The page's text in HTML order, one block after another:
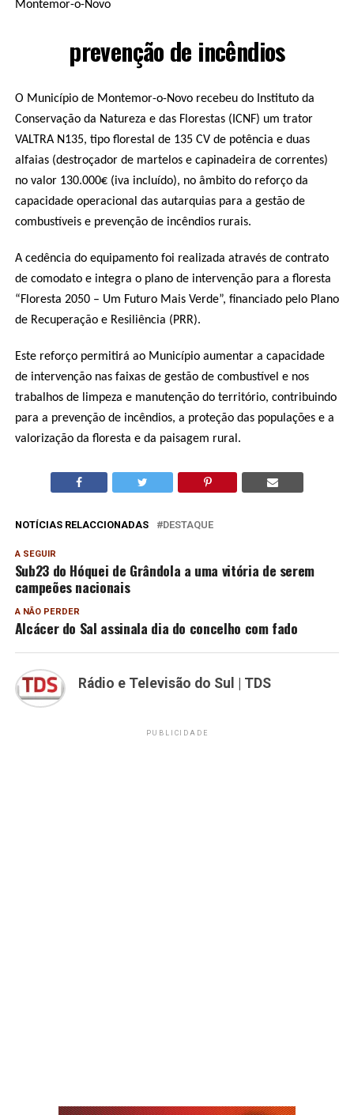
Montemor-o-Novo
prevenção de incêndios
O Município de Montemor-o-Novo recebeu do Instituto da
Conservação da Natureza e das Florestas (ICNF) um trator
VALTRA N135, tipo florestal de 135 CV de potência e duas
alfaias (destroçador de martelos e capinadeira de correntes)
no valor 130.000€ (iva incluído), no âmbito do reforço da
capacidade operacional das autarquias para a gestão de
combustíveis e prevenção de incêndios rurais.
A cedência do equipamento foi realizada através de contrato
de comodato e integra o plano de intervenção para a floresta
“Floresta 2050 – Um Futuro Mais Verde”, financiado pelo Plano
de Recuperação e Resiliência (PRR).
Este reforço permitirá ao Município aumentar a capacidade
de intervenção nas faixas de gestão de combustível e nos
trabalhos de limpeza e manutenção do território, contribuindo
para a prevenção de incêndios, a proteção das populações e a
valorização da floresta e da paisagem rural.
NOTÍCIAS RELACCIONADAS DESTAQUE
A SEGUIR
Sub23 do Hóquei de Grândola a uma vitória de serem
campeões nacionais
A NÃO PERDER
Alcácer do Sal assinala dia do concelho com fado
Rádio e Televisão do Sul | TDS
PUBLICIDADE